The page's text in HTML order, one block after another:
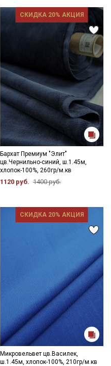
СКИДКА 20% АКЦИЯ
Бархат Премиум "Элит"
цв.Чернильно-синий, ш.1.45м,
хлопок-100%, 260гр/м.кв
1120 руб. 1400 руб.
СКИДКА 20% АКЦИЯ
Микровельвет цв.Василек,
ш.1.45м, хлопок-100%, 210гр/м.кв